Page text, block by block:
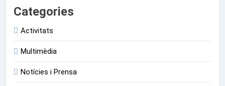
Categories
Activitats
Multimèdia
Notícies i Prensa